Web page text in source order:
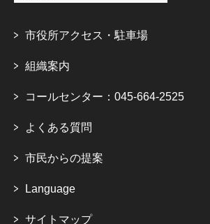
市役所アクセス・駐車場
組織案内
コールセンター：045-664-2525
よくある質問
市民からの提案
Language
サイトマップ